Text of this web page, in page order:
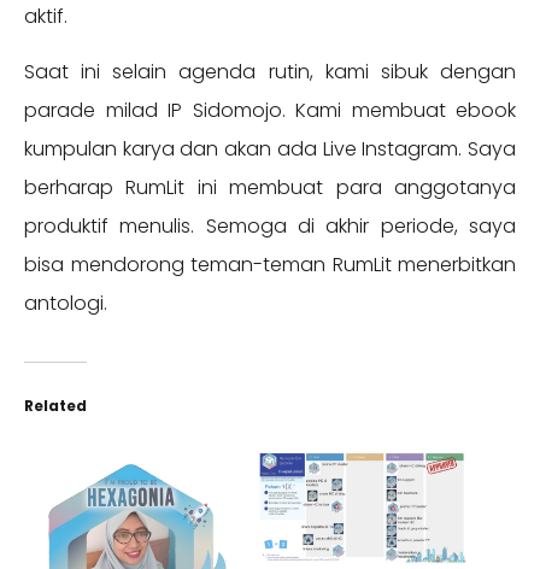
aktif.
Saat ini selain agenda rutin, kami sibuk dengan
parade milad IP Sidomojo. Kami membuat ebook
kumpulan karya dan akan ada Live Instagram. Saya
berharap RumLit ini membuat para anggotanya
produktif menulis. Semoga di akhir periode, saya
bisa mendorong teman-teman RumLit menerbitkan
antologi.
Related